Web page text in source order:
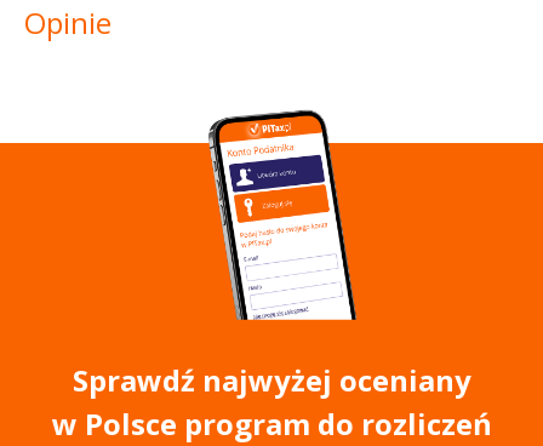
Opinie
Sprawdź najwyżej oceniany
w Polsce program do rozliczeń